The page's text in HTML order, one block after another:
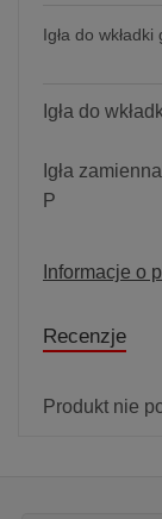
Igła do
Igła do
Igła
P
Informacje o
Recenzje
Produkt nie